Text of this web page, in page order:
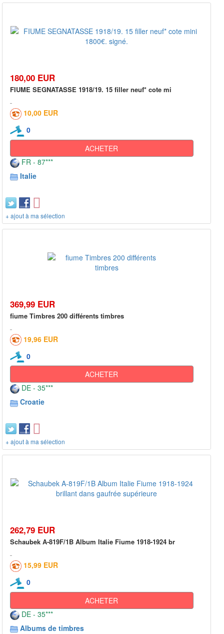
180,00 EUR
FIUME SEGNATASSE 1918/19. 15 filler neuf* cote mi
10,00 EUR
0
ACHETER
FR - 87***
Italie
+ ajout à ma sélection
369,99 EUR
fiume Timbres 200 différents timbres
19,96 EUR
0
ACHETER
DE - 35***
Croatie
+ ajout à ma sélection
262,79 EUR
Schaubek A-819F/1B Album Italie Fiume 1918-1924 br
15,99 EUR
0
ACHETER
DE - 35***
Albums de timbres